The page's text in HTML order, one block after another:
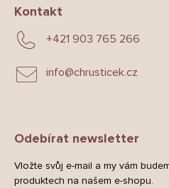
Kontakt
info@chrusticek.cz
+421 903 765 266
Odebírat newsletter
Vložte svůj e-mail a my vám
produktech na našem e-shopu.